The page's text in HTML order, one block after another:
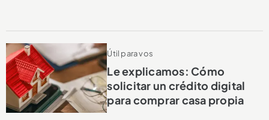
Útil para vos
Le explicamos: Cómo
solicitar un crédito digital
para comprar casa propia